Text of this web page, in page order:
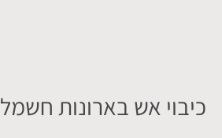
כיבוי אש בארונות חשמל